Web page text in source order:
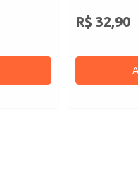
R$ 32,90